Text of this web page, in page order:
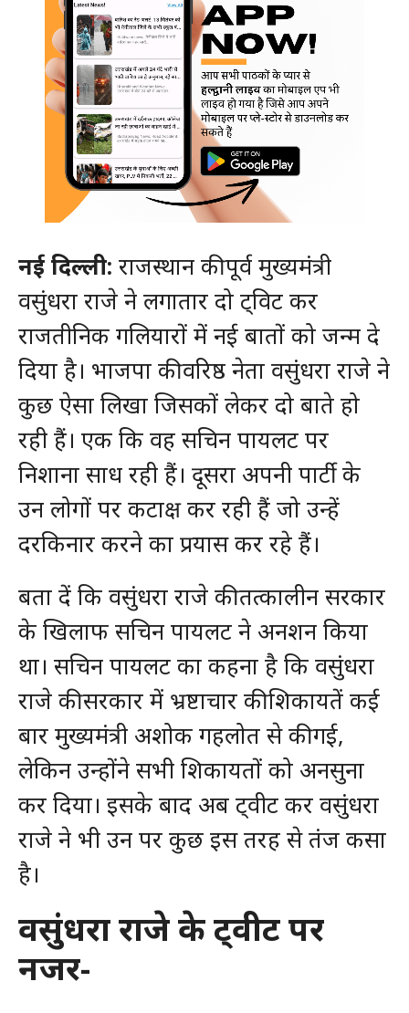
नई दिल्ली: राजस्थान की पूर्व मुख्यमंत्री
वसुंधरा राजे ने लगातार दो ट्विट कर
राजतीनिक गलियारों में नई बातों को जन्म दे
दिया है। भाजपा की वरिष्ठ नेता वसुंधरा राजे ने
कुछ ऐसा लिखा जिसकों लेकर दो बाते हो
रही हैं। एक कि वह सचिन पायलट पर
निशाना साध रही हैं। दूसरा अपनी पार्टी के
उन लोगों पर कटाक्ष कर रही हैं जो उन्हें
दरकिनार करने का प्रयास कर रहे हैं।
बता दें कि वसुंधरा राजे की तत्कालीन सरकार
के खिलाफ सचिन पायलट ने अनशन किया
था। सचिन पायलट का कहना है कि वसुंधरा
राजे की सरकार में भ्रष्टाचार की शिकायतें कई
बार मुख्यमंत्री अशोक गहलोत से की गई,
लेकिन उन्होंने सभी शिकायतों को अनसुना
कर दिया। इसके बाद अब ट्वीट कर वसुंधरा
राजे ने भी उन पर कुछ इस तरह से तंज कसा
है।
वसुंधरा राजे के ट्वीट पर
नजर-